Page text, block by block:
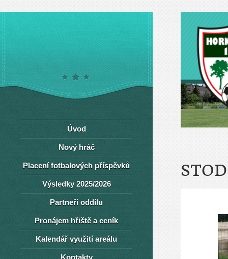
Úvod
Nový hráč
Placení fotbalových příspěvků
Výsledky 2025/2026
Partneři oddílu
Pronájem hřiště a ceník
Kalendář využití areálu
Kontakty